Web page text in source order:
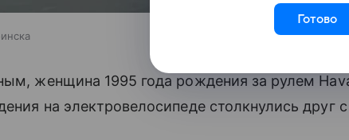
женщина 1995 года рождения за рулем
на электровелосипеде столкнулись друг
Готово